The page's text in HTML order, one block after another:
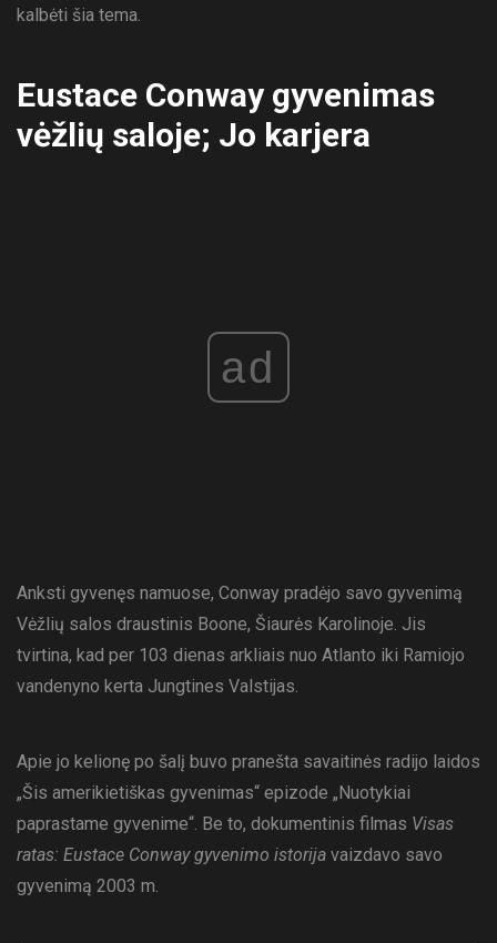
kalbėti šia tema.
Eustace Conway gyvenimas
vėžlių saloje; Jo karjera
ad
Anksti gyvenęs namuose, Conway pradėjo savo gyvenimą
Vėžlių salos draustinis Boone, Šiaurės Karolinoje. Jis
tvirtina, kad per 103 dienas arkliais nuo Atlanto iki Ramiojo
vandenyno kerta Jungtines Valstijas.
Apie jo kelionę po šalį buvo pranešta savaitinės radijo laidos
„Šis amerikietiškas gyvenimas“ epizode „Nuotykiai
paprastame gyvenime“. Be to, dokumentinis filmas Visas
ratas: Eustace Conway gyvenimo istorija vaizdavo savo
gyvenimą 2003 m.